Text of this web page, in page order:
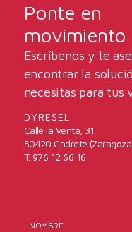
Ponte en
movimiento
Escríbenos y te
encontrar la
necesitas para tus
DYRESEL
Calle la Venta, 31
50420 Cadrete
T. 976 12 66 16
NOMBRE